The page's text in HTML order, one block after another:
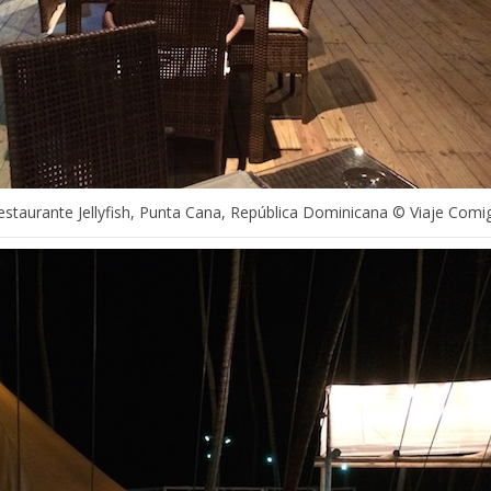
Jellyfish, Punta Cana, República Dominicana © Viaje